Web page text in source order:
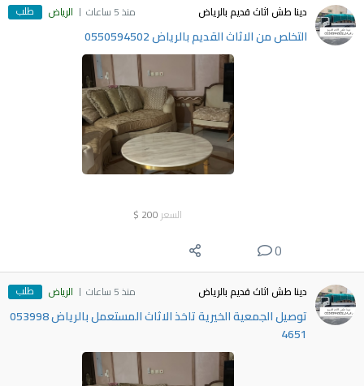
دينا طش اثاث قديم بالرياض منذ 5 ساعات الرياض طلب
التخلص من الاثاث القديم بالرياض 0550594502
السعر 200
$
0
دينا طش اثاث قديم بالرياض منذ 5 ساعات الرياض طلب
توصيل الجمعية الخيرية تاخذ الاثاث المستعمل بالرياض ‎053998
4651